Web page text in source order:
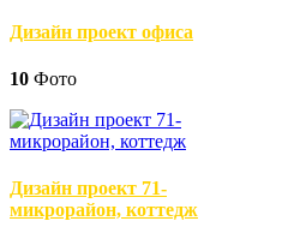
Дизайн проект офиса
10 Фото
Дизайн проект 71-
микрорайон, коттедж